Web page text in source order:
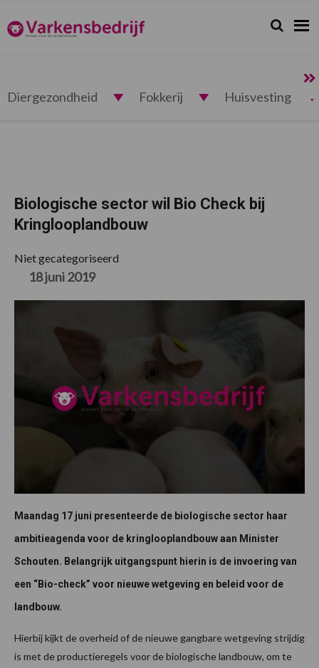
de
hoofdnavigatie
de
hoofd
de
eerste
de
voettekst
Varkensbedrijf.nl Zoeken...
Zoek
Diergezondheid Fokkerij Huisvesting
Biologische sector wil Bio Check bij
Kringlooplandbouw
Niet gecategoriseerd
18 juni 2019
Maandag 17 juni presenteerde de biologische sector haar
ambitieagenda voor de kringlooplandbouw aan Minister
Schouten. Belangrijk uitgangspunt hierin is de invoering van
een “Bio-check” voor nieuwe wetgeving en beleid voor de
landbouw.
Hierbij kijkt de overheid of de nieuwe gangbare wetgeving strijdig
is met de productieregels voor de biologische landbouw, om te